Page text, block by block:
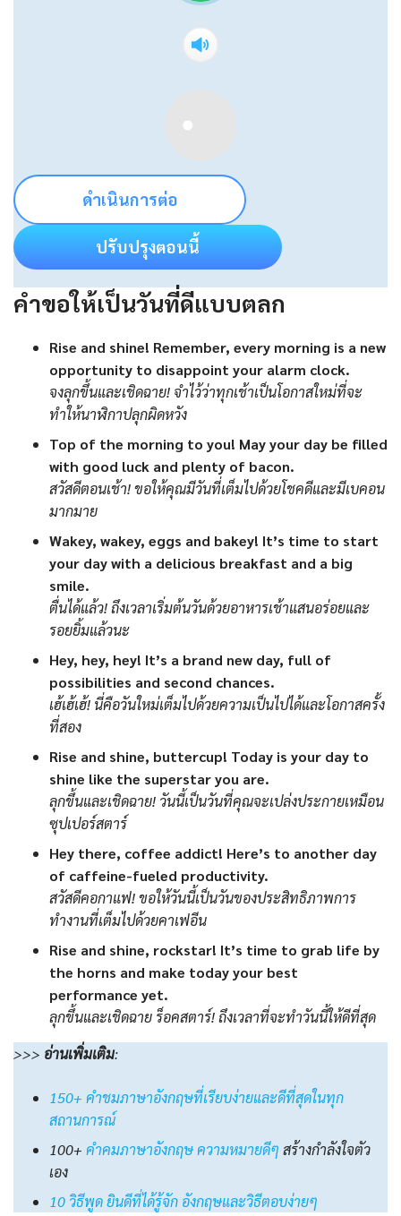
ดำเนินการต่อ
ปรับปรุงตอนนี้
คำขอให้เป็นวันที่ดีแบบตลก
Rise and shine! Remember, every morning is a new
opportunity to disappoint your alarm clock.
จงลุกขึ้นและเชิดฉาย! จำไว้ว่าทุกเช้าเป็นโอกาสใหม่ที่จะ
ทำให้นาฬิกาปลุกผิดหวัง
Top of the morning to you! May your day be filled
with good luck and plenty of bacon.
สวัสดีตอนเช้า! ขอให้คุณมีวันที่เต็มไปด้วยโชคดีและมีเบคอน
มากมาย
Wakey, wakey, eggs and bakey! It’s time to start
your day with a delicious breakfast and a big
smile.
ตื่นได้แล้ว! ถึงเวลาเริ่มต้นวันด้วยอาหารเช้าแสนอร่อยและ
รอยยิ้มแล้วนะ
Hey, hey, hey! It’s a brand new day, full of
possibilities and second chances.
เฮ้เฮ้เฮ้! นี่คือวันใหม่เต็มไปด้วยความเป็นไปได้และโอกาสครั้ง
ที่สอง
Rise and shine, buttercup! Today is your day to
shine like the superstar you are.
ลุกขึ้นและเชิดฉาย! วันนี้เป็นวันที่คุณจะเปล่งประกายเหมือน
ซุปเปอร์สตาร์
Hey there, coffee addict! Here’s to another day
of caffeine-fueled productivity.
สวัสดีคอกาแฟ! ขอให้วันนี้เป็นวันของประสิทธิภาพการ
ทำงานที่เต็มไปด้วยคาเฟอีน
Rise and shine, rockstar! It’s time to grab life by
the horns and make today your best
performance yet.
ลุกขึ้นและเชิดฉาย ร็อคสตาร์! ถึงเวลาที่จะทำวันนี้ให้ดีที่สุด
>>> อ่านเพิ่มเติม:
150+ คำชมภาษาอังกฤษที่เรียบง่ายและดีที่สุดในทุก
สถานการณ์
100+ คําคมภาษาอังกฤษ ความหมายดีๆ สร้างกำลังใจตัว
เอง
10 วิธีพูด ยินดีที่ได้รู้จัก อังกฤษและวิธีตอบง่ายๆ